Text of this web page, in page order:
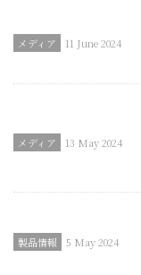
11 June 2024
13 May 2024
5 May 2024